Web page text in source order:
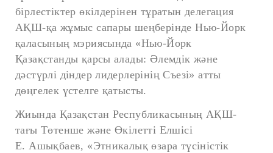
бірлестіктер өкілдерінен тұратын делегация
АҚШ-қа жұмыс сапары шеңберінде Нью-Йорк
қаласының мэриясында «Нью-Йорк
Қазақстанды қарсы алады: Әлемдік және
дәстүрлі діндер лидерлерінің Съезі» атты
дөңгелек үстелге қатысты.
Жиында Қазақстан Республикасының АҚШ-
тағы Төтенше және Өкілетті Елшісі
Е. Ашықбаев, «Этникалық өзара түсіністік